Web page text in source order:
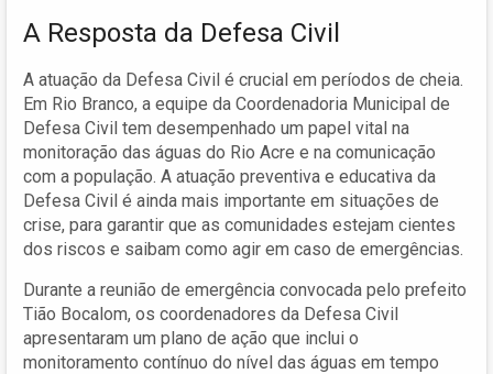
A Resposta da Defesa Civil
A atuação da Defesa Civil é crucial em períodos de cheia.
Em Rio Branco, a equipe da Coordenadoria Municipal de
Defesa Civil tem desempenhado um papel vital na
monitoração das águas do Rio Acre e na comunicação
com a população. A atuação preventiva e educativa da
Defesa Civil é ainda mais importante em situações de
crise, para garantir que as comunidades estejam cientes
dos riscos e saibam como agir em caso de emergências.
Durante a reunião de emergência convocada pelo prefeito
Tião Bocalom, os coordenadores da Defesa Civil
apresentaram um plano de ação que inclui o
monitoramento contínuo do nível das águas em tempo